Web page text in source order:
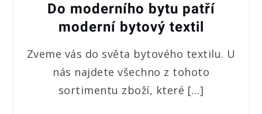
Do moderního bytu patří
moderní bytový textil
Zveme vás do světa bytového textilu. U
nás najdete všechno z tohoto
sortimentu zboží, které […]